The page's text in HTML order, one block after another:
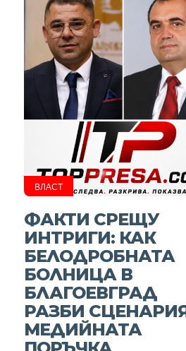
ВЛАСТ
ФАКТИ СРЕЩУ
ИНТРИГИ: КАК
БЕЛОДРОБНАТА
БОЛНИЦА В
БЛАГОЕВГРАД
РАЗБИ
МЕДИЙНАТА